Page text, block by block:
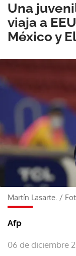
Una
viaja a
México y
Martín Lasarte. /
Afp
06 de diciembre